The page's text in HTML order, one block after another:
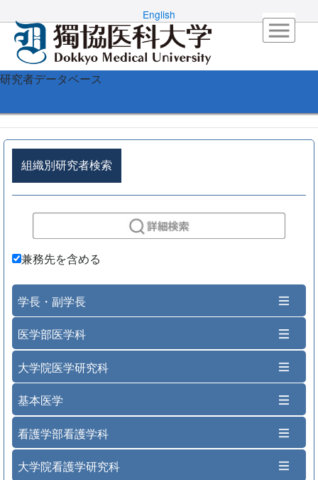
English
研究者データベース
組織別研究者検索
兼務先を含める
学長・副学長
医学部医学科
大学院医学研究科
基本医学
看護学部看護学科
大学院看護学研究科